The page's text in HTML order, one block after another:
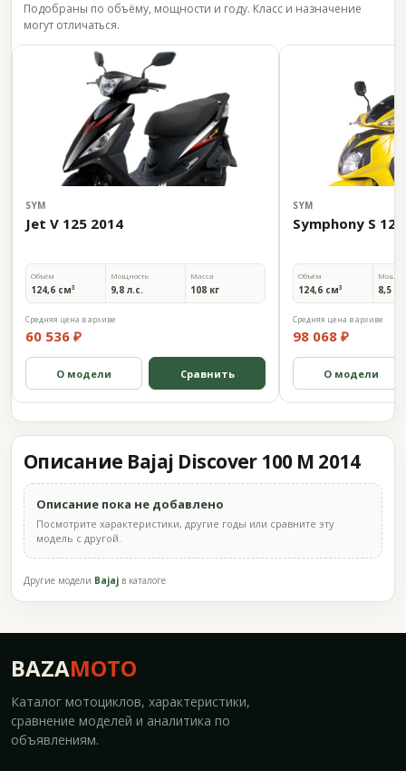
Подобраны по объёму, мощности и году. Класс и назначение
могут отличаться.
SYM
Jet V 125 2014
Объём
124,6 см³
Мощность
9,8 л.с.
Масса
108 кг
Средняя цена в архиве
60 536 ₽
О модели Сравнить
SYM
Symphony S
Объём
124,6 см³ 8,5
Средняя цена в архиве
98 068 ₽
О модели
Описание Bajaj Discover 100 M 2014
Описание пока не добавлено
Посмотрите характеристики, другие годы или сравните эту
модель с другой.
Другие модели Bajaj в каталоге
BAZAMOTO
Каталог мотоциклов, характеристики,
сравнение моделей и аналитика по
объявлениям.